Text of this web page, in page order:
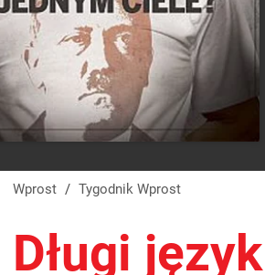
Wprost / Tygodnik Wprost
Długi